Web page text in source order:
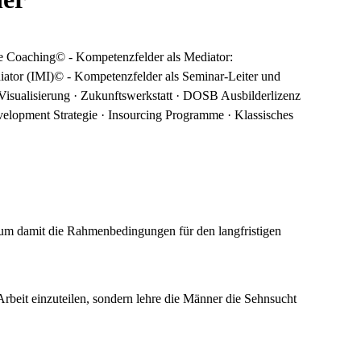
Coaching© - Kompetenzfelder als Mediator:
(IMI)© - Kompetenzfelder als Seminar-Leiter und
· Zukunftswerkstatt · DOSB Ausbilderlizenz
Strategie · Insourcing Programme · Klassisches
damit die Rahmenbedingungen für den langfristigen
einzuteilen, sondern lehre die Männer die Sehnsucht